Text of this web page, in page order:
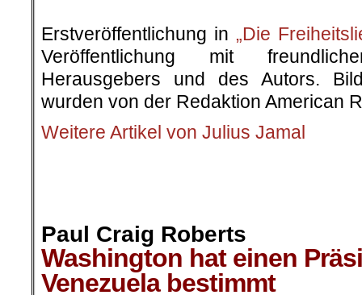
Erstveröffentlichung in „Die
Veröffentlichung mit
Herausgebers und des Autors.
wurden von der Redaktion American
Weitere Artikel von Julius Jamal
Paul Craig Roberts
Washington hat einen
Venezuela bestimmt